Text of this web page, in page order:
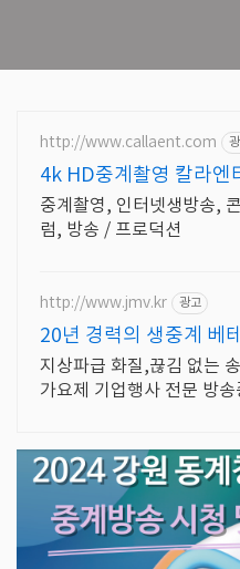
http://www.callaent.com
4k HD중계촬영 칼라엔
중계촬영, 인터넷생방송,
럼, 방송 / 프로덕션
http://www.jmv.kr 광고
20년 경력의 생중계 베
지상파급 화질,끊김 없는
가요제 기업행사 전문 방송